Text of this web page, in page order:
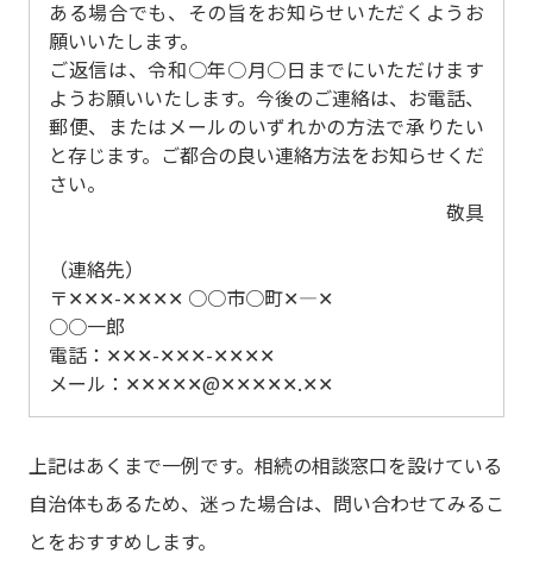
ある場合でも、その旨をお知らせいただくようお
願いいたします。
ご返信は、令和○年○月○日までにいただけます
ようお願いいたします。今後のご連絡は、お電話、
郵便、またはメールのいずれかの方法で承りたい
と存じます。ご都合の良い連絡方法をお知らせくだ
さい。
敬具
（連絡先）
〒✕✕✕-✕✕✕✕ ○○市○町✕―✕
○○一郎
電話：✕✕✕-✕✕✕-✕✕✕✕
メール：✕✕✕✕✕@✕✕✕✕✕.✕✕
上記はあくまで一例です。相続の相談窓口を設けている
自治体もあるため、迷った場合は、問い合わせてみるこ
とをおすすめします。